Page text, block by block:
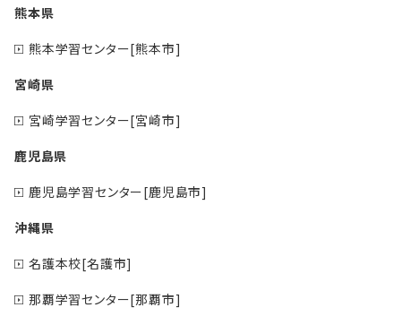
熊本県
熊本学習センター[熊本市]
宮崎県
宮崎学習センター[宮崎市]
鹿児島県
鹿児島学習センター[鹿児島市]
沖縄県
名護本校[名護市]
那覇学習センター[那覇市]